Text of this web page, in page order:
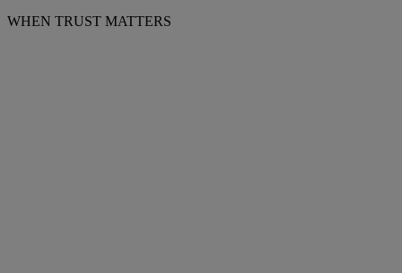
WHEN TRUST MATTERS